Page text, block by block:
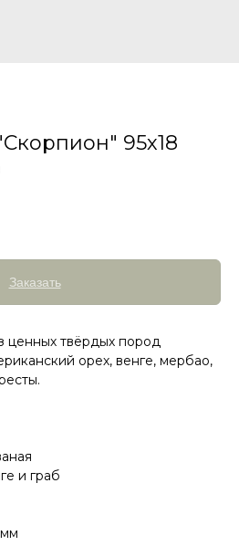
95х18
Заказать
ценных твёрдых пород
орех, венге, мербао,
и граб